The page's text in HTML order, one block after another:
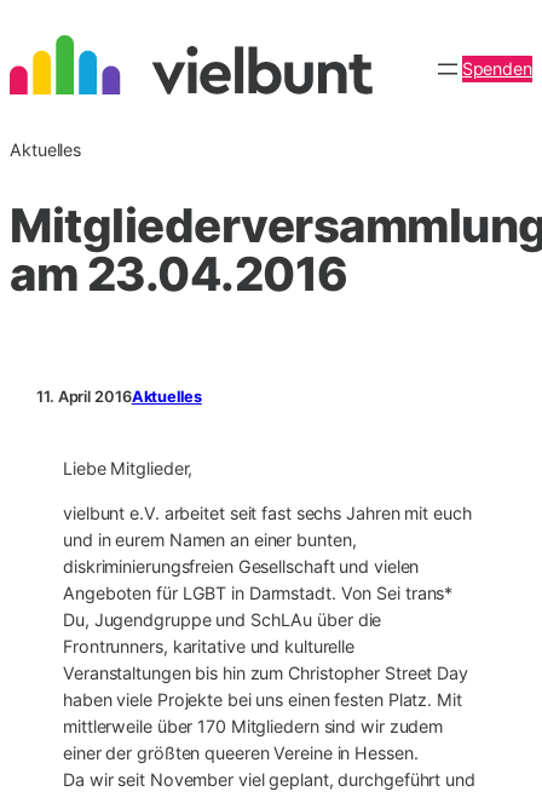
Inhalt
springen
Spenden
Aktuelles
am 23.04.2016
11. April 2016Aktuelles
Liebe Mitglieder,
vielbunt e.V. arbeitet seit fast sechs Jahren mit euch
und in eurem Namen an einer bunten,
diskriminierungsfreien Gesellschaft und vielen
Angeboten für LGBT in Darmstadt. Von Sei trans*
Du, Jugendgruppe und SchLAu über die
Frontrunners, karitative und kulturelle
Veranstaltungen bis hin zum Christopher Street Day
haben viele Projekte bei uns einen festen Platz. Mit
mittlerweile über 170 Mitgliedern sind wir zudem
einer der größten queeren Vereine in Hessen.
Da wir seit November viel geplant, durchgeführt und